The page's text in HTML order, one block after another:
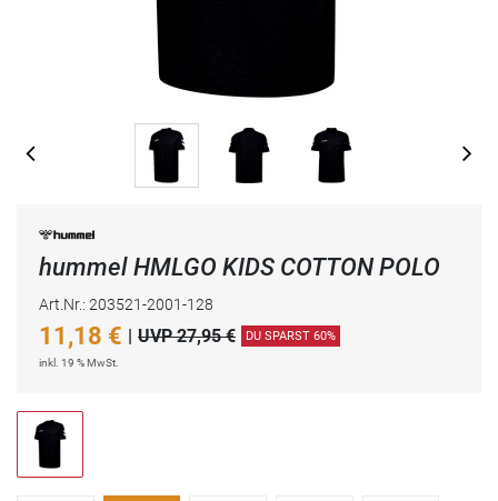
hummel HMLGO KIDS COTTON POLO
Art.Nr.: 203521-2001-128
11,18 € | UVP 27,95 € DU SPARST 60%
inkl. 19 % MwSt.